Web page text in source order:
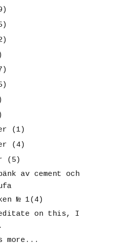
(1)
(4)
(5)
av cement och
№ 1(4)
on this, I
more...